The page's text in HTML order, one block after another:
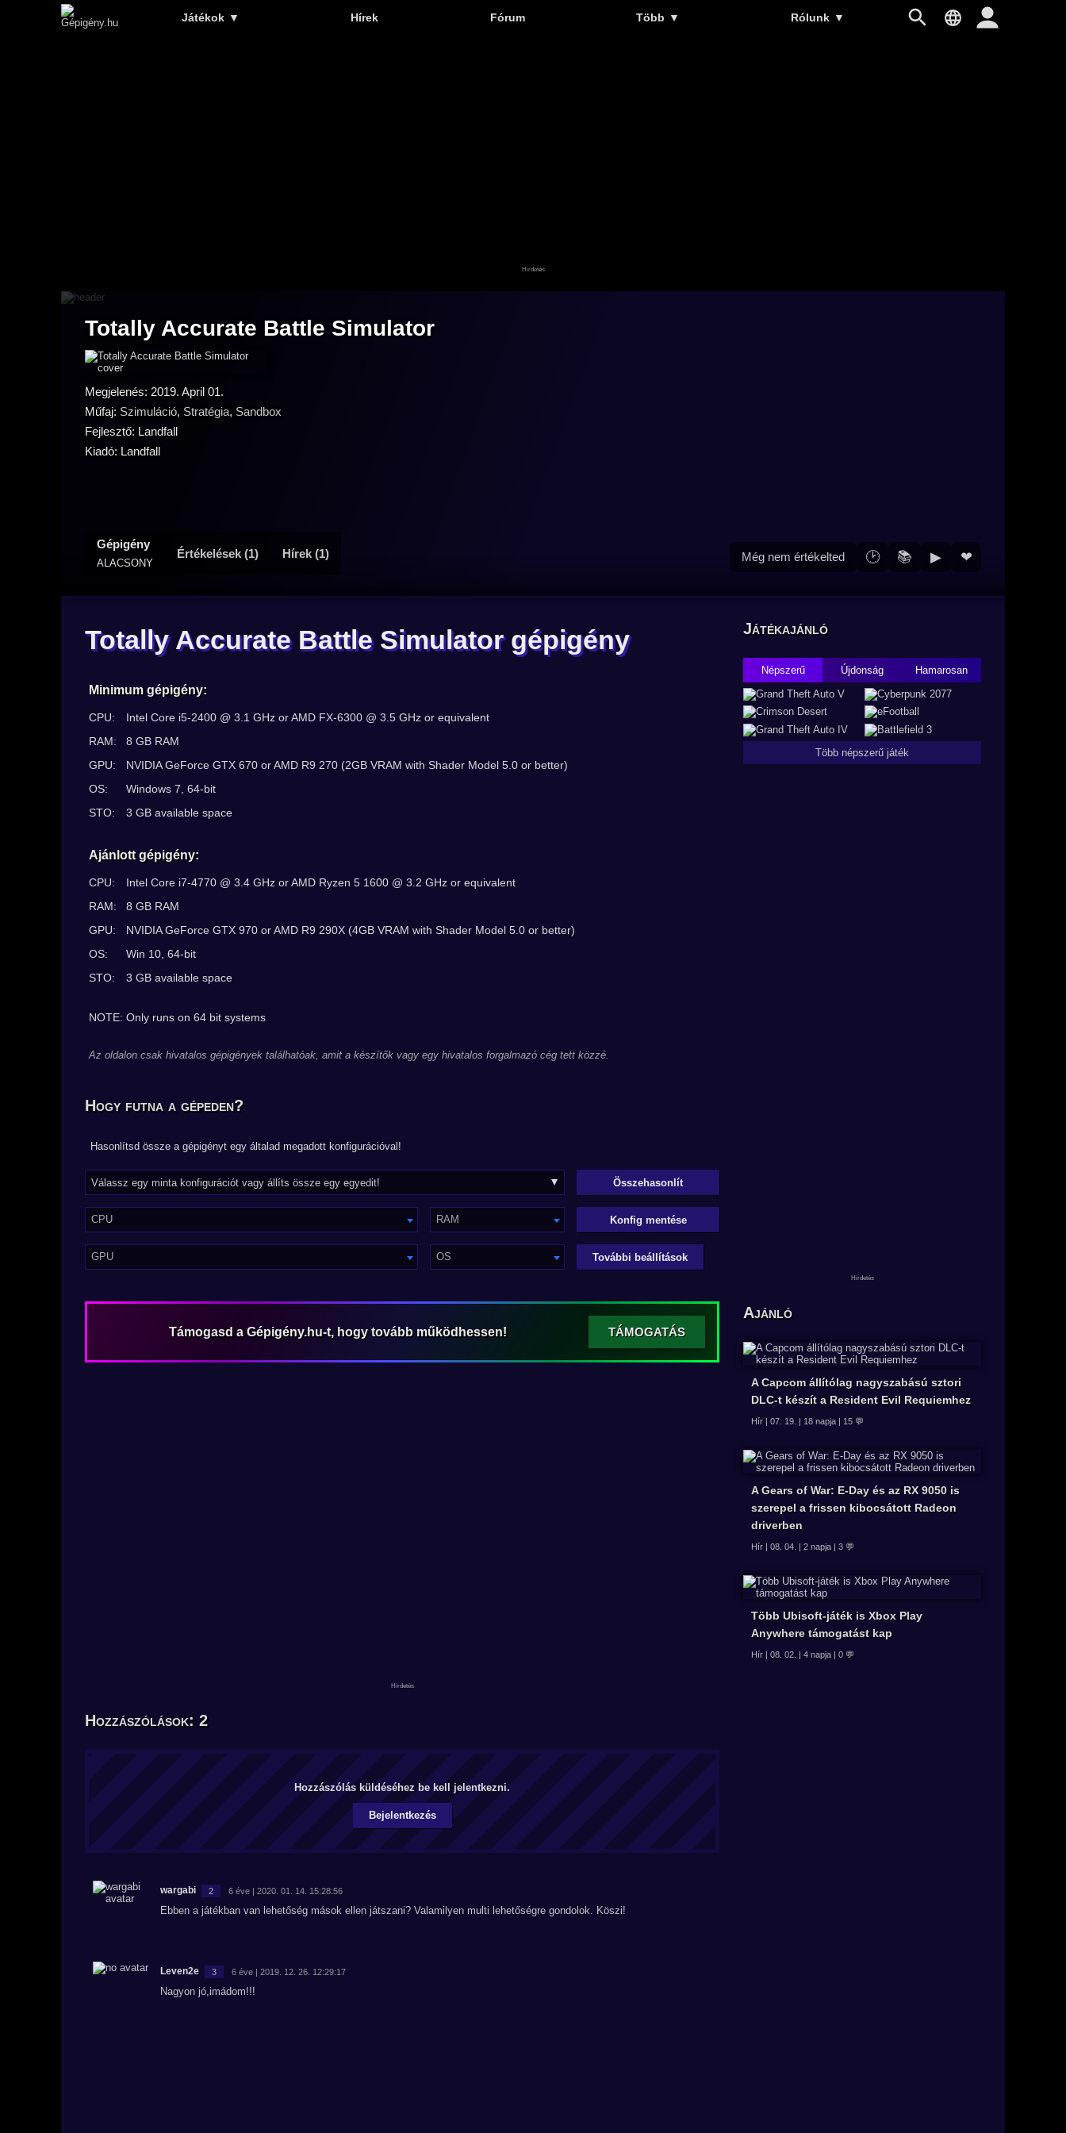
Játékok ▼ Hírek Fórum Több ▼ Rólunk ▼
Totally Accurate Battle Simulator
Megjelenés: 2019. April 01.
Műfaj: Szimuláció, Stratégia, Sandbox
Fejlesztő: Landfall
Kiadó: Landfall
Gépigény
ALACSONY
Értékelések (1) Hírek (1) Még nem értékelted 🕑 📚 ▶ ❤
Totally Accurate Battle Simulator gépigény
Minimum gépigény:
CPU:
Intel Core i5-2400 @ 3.1 GHz or AMD FX-6300 @ 3.5 GHz or equivalent
RAM:
8 GB RAM
GPU:
NVIDIA GeForce GTX 670 or AMD R9 270 (2GB VRAM with Shader Model 5.0 or better)
OS:
Windows 7, 64-bit
STO:
3 GB available space
Ajánlott gépigény:
CPU:
Intel Core i7-4770 @ 3.4 GHz or AMD Ryzen 5 1600 @ 3.2 GHz or equivalent
RAM:
8 GB RAM
GPU:
NVIDIA GeForce GTX 970 or AMD R9 290X (4GB VRAM with Shader Model 5.0 or better)
OS:
Win 10, 64-bit
STO:
3 GB available space
NOTE: Only runs on 64 bit systems
Az oldalon csak hivatalos gépigények találhatóak, amit a készítők vagy egy hivatalos forgalmazó cég tett közzé.
Hogy futna a gépeden?
Hasonlítsd össze a gépigényt egy általad megadott konfigurációval!
CPU RAM
GPU OS
Konfig mentése
További beállítások
Támogasd a Gépigény.hu-t, hogy tovább működhessen! TÁMOGATÁS
Hozzászólások: 2
Hozzászólás küldéséhez be kell jelentkezni.
Bejelentkezés
wargabi 2 6 éve | 2020. 01. 14. 15:28:56
Ebben a játékban van lehetőség mások ellen játszani? Valamilyen multi lehetőségre gondolok. Köszi!
Leven2e 3 6 éve | 2019. 12. 26. 12:29:17
Nagyon jó,imádom!!!
Játékajánló
Népszerű Újdonság Hamarosan
Több népszerű játék
Ajánló
A Capcom állítólag nagyszabású sztori
DLC-t készít a Resident Evil Requiemhez
Hír | 07. 19. | 18 napja | 15 💬
A Gears of War: E-Day és az RX 9050 is
szerepel a frissen kibocsátott Radeon
driverben
Hír | 08. 04. | 2 napja | 3 💬
Több Ubisoft-játék is Xbox Play
Anywhere támogatást kap
Hír | 08. 02. | 4 napja | 0 💬